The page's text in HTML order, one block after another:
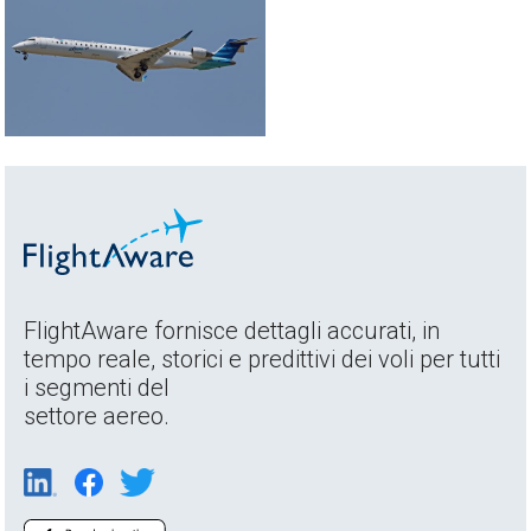
FlightAware fornisce dettagli accurati, in
tempo reale, storici e predittivi dei voli per tutti
i segmenti del
settore aereo.